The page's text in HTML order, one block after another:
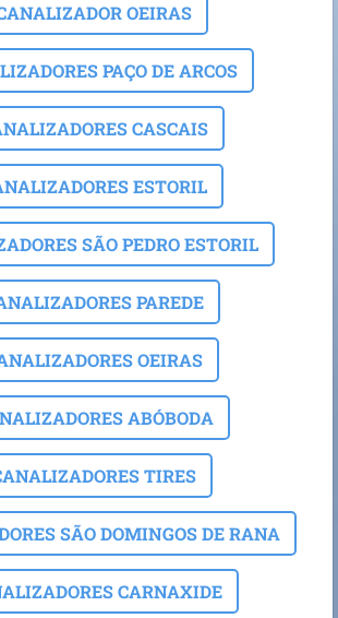
OEIRAS
PAÇO DE ARCOS
CASCAIS
ESTORIL
SÃO PEDRO ESTORIL
PAREDE
OEIRAS
ABÓBODA
TIRES
SÃO DOMINGOS DE RANA
CARNAXIDE